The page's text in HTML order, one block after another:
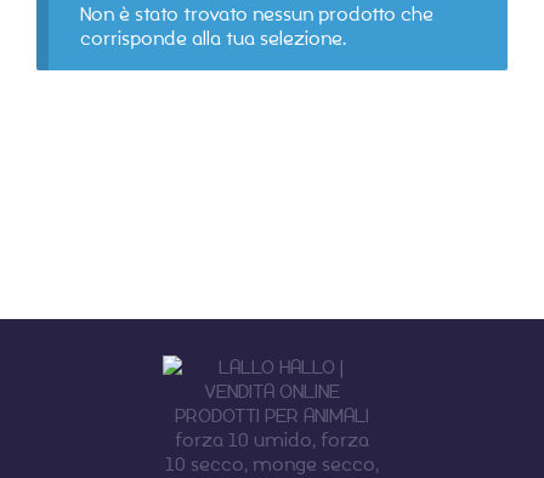
Non è stato trovato nessun prodotto che
corrisponde alla tua selezione.